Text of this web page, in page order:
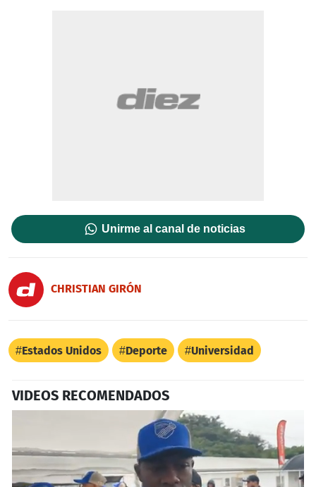
Unirme al canal de noticias
CHRISTIAN GIRÓN
Estados Unidos Deporte Universidad
VIDEOS RECOMENDADOS